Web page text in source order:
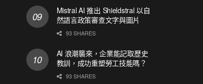
Mistral AI 推出 Shieldstral 以自
然語言政策審查文字與圖片
93 SHARES
AI 浪潮襲來，企業能記取歷史
教訓，成功重塑勞工技能嗎？
93 SHARES